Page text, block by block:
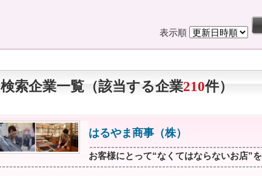
表示順
検索企業一覧（該当する企業210件）
はるやま商事（株）
お客様にとって“なくてはならないお店”を